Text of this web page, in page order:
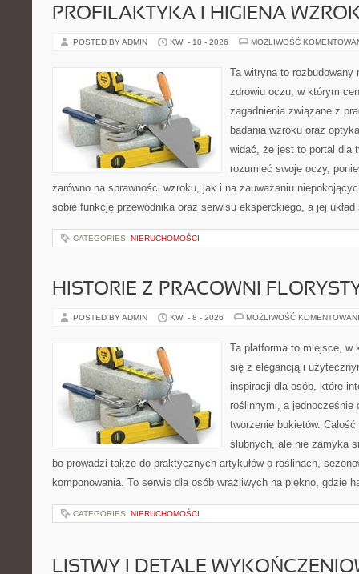
PROFILAKTYKA I HIGIENA
POSTED BY ADMIN KWI - 10 - 2026 MOŻLIWOŚĆ
Ta witryna to rozbudowany
zdrowiu oczu, w którym
zagadnienia związane z
badania wzroku oraz
widać, że jest to portal dla
rozumieć swoje oczy,
zarówno na sprawności wzroku, jak i na zauważaniu
sobie funkcję przewodnika oraz serwisu eksperckiego, a jej
CATEGORIES: NIERUCHOMOŚCI
HISTORIE Z PRACOWNI
POSTED BY ADMIN KWI - 8 - 2026 MOŻLIWOŚĆ
Ta platforma to miejsce, w
się z elegancją i
inspiracji dla osób, które
roślinnymi, a jednocześnie
tworzenie bukietów.
ślubnych, ale nie zamyka
bo prowadzi także do praktycznych artykułów o roślinach,
komponowania. To serwis dla osób wrażliwych na piękno, gdzie
CATEGORIES: NIERUCHOMOŚCI
LISTWY I DETALE